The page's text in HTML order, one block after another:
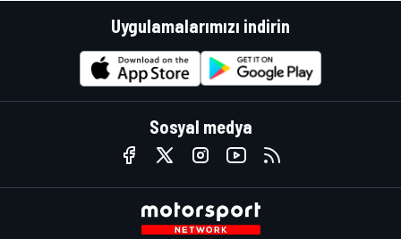
Uygulamalarımızı indirin
Sosyal medya